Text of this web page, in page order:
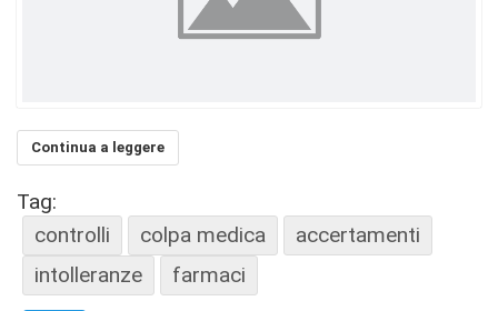
Continua a leggere
Tag:
controlli
colpa medica
accertamenti
intolleranze
farmaci